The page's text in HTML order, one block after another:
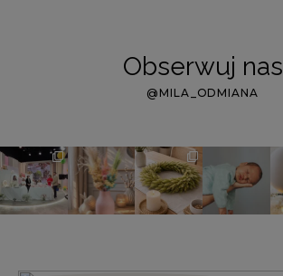
Obserwuj nas
@MILA_ODMIANA